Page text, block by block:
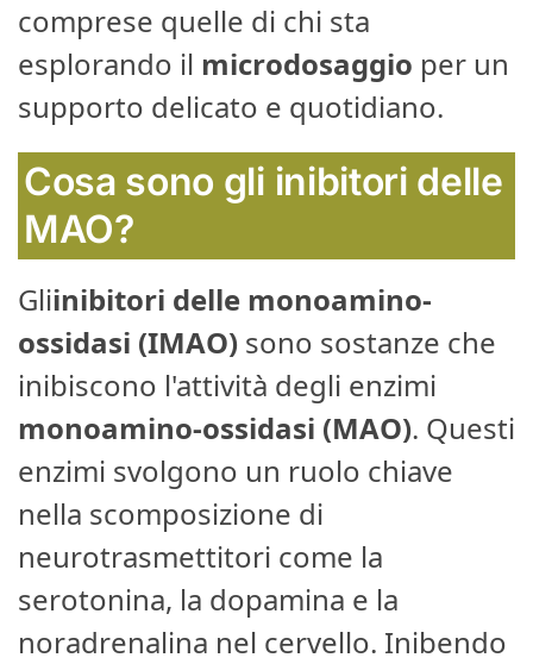
comprese quelle di chi sta
esplorando il microdosaggio per un
supporto delicato e quotidiano.
Cosa sono gli inibitori delle
MAO?
Gliinibitori delle monoamino-
ossidasi (IMAO) sono sostanze che
inibiscono l'attività degli enzimi
monoamino-ossidasi (MAO). Questi
enzimi svolgono un ruolo chiave
nella scomposizione di
neurotrasmettitori come la
serotonina, la dopamina e la
noradrenalina nel cervello. Inibendo